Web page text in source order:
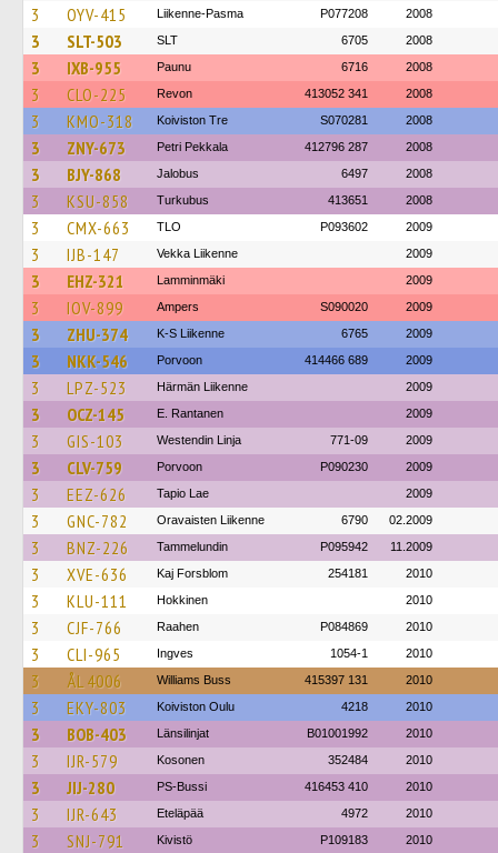
3 OYV-415 Liikenne-Pasma P077208 2008
3 SLT-503 SLT 6705 2008
3 IXB-955 Paunu 6716 2008
3 CLO-225 Revon 413052 341 2008
3 KMO-318 Koiviston Tre S070281 2008
3 ZNY-673 Petri Pekkala 412796 287 2008
3 BJY-868 Jalobus 6497 2008
3 KSU-858 Turkubus 413651 2008
3 CMX-663 TLO P093602 2009
3 IJB-147 Vekka Liikenne 2009
3 EHZ-321 Lamminmäki 2009
3 IOV-899 Ampers S090020 2009
3 ZHU-374 K-S Liikenne 6765 2009
3 NKK-546 Porvoon 414466 689 2009
3 LPZ-523 Härmän Liikenne 2009
3 OCZ-145 E. Rantanen 2009
3 GIS-103 Westendin Linja 771-09 2009
3 CLV-759 Porvoon P090230 2009
3 EEZ-626 Tapio Lae 2009
3 GNC-782 Oravaisten Liikenne 6790 02.2009
3 BNZ-226 Tammelundin P095942 11.2009
3 XVE-636 Kaj Forsblom 254181 2010
3 KLU-111 Hokkinen 2010
3 CJF-766 Raahen P084869 2010
3 CLI-965 Ingves 1054-1 2010
3 ÅL 4006 Williams Buss 415397 131 2010
3 EKY-803 Koiviston Oulu 4218 2010
3 BOB-403 Länsilinjat B01001992 2010
3 IJR-579 Kosonen 352484 2010
3 JIJ-280 PS-Bussi 416453 410 2010
3 IJR-643 Eteläpää 4972 2010
3 SNJ-791 Kivistö P109183 2010